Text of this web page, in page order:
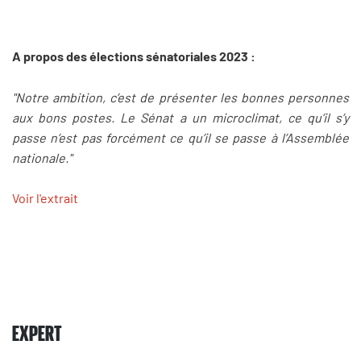
A propos des élections sénatoriales 2023 :
"Notre ambition, c’est de présenter les bonnes personnes
aux bons postes. Le Sénat a un microclimat, ce qu’il s’y
passe n’est pas forcément ce qu’il se passe à l’Assemblée
nationale."
Voir l'extrait
EXPERT